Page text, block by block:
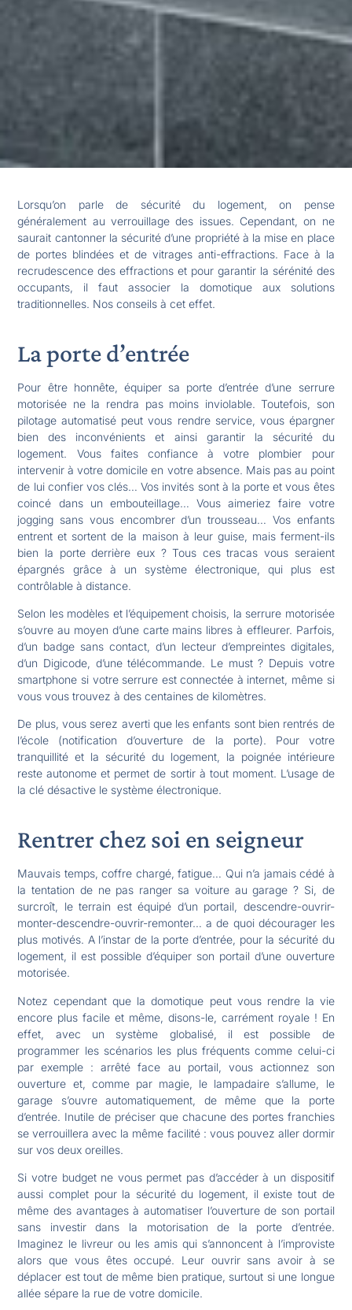
Lorsqu’on parle de sécurité du logement, on pense
généralement au verrouillage des issues. Cependant, on ne
saurait cantonner la sécurité d’une propriété à la mise en place
de portes blindées et de vitrages anti-effractions. Face à la
recrudescence des effractions et pour garantir la sérénité des
occupants, il faut associer la domotique aux solutions
traditionnelles. Nos conseils à cet effet.
La porte d’entrée
Pour être honnête, équiper sa porte d’entrée d’une serrure
motorisée ne la rendra pas moins inviolable. Toutefois, son
pilotage automatisé peut vous rendre service, vous épargner
bien des inconvénients et ainsi garantir la sécurité du
logement. Vous faites confiance à votre plombier pour
intervenir à votre domicile en votre absence. Mais pas au point
de lui confier vos clés… Vos invités sont à la porte et vous êtes
coincé dans un embouteillage… Vous aimeriez faire votre
jogging sans vous encombrer d’un trousseau… Vos enfants
entrent et sortent de la maison à leur guise, mais ferment-ils
bien la porte derrière eux ? Tous ces tracas vous seraient
épargnés grâce à un système électronique, qui plus est
contrôlable à distance.
Selon les modèles et l’équipement choisis, la serrure motorisée
s’ouvre au moyen d’une carte mains libres à effleurer. Parfois,
d’un badge sans contact, d’un lecteur d’empreintes digitales,
d’un Digicode, d’une télécommande. Le must ? Depuis votre
smartphone si votre serrure est connectée à internet, même si
vous vous trouvez à des centaines de kilomètres.
De plus, vous serez averti que les enfants sont bien rentrés de
l’école (notification d’ouverture de la porte). Pour votre
tranquillité et la sécurité du logement, la poignée intérieure
reste autonome et permet de sortir à tout moment. L’usage de
la clé désactive le système électronique.
Rentrer chez soi en seigneur
Mauvais temps, coffre chargé, fatigue… Qui n’a jamais cédé à
la tentation de ne pas ranger sa voiture au garage ? Si, de
surcroît, le terrain est équipé d’un portail, descendre-ouvrir-
monter-descendre-ouvrir-remonter… a de quoi décourager les
plus motivés. A l’instar de la porte d’entrée, pour la sécurité du
logement, il est possible d’équiper son portail d’une ouverture
motorisée.
Notez cependant que la domotique peut vous rendre la vie
encore plus facile et même, disons-le, carrément royale ! En
effet, avec un système globalisé, il est possible de
programmer les scénarios les plus fréquents comme celui-ci
par exemple : arrêté face au portail, vous actionnez son
ouverture et, comme par magie, le lampadaire s’allume, le
garage s’ouvre automatiquement, de même que la porte
d’entrée. Inutile de préciser que chacune des portes franchies
se verrouillera avec la même facilité : vous pouvez aller dormir
sur vos deux oreilles.
Si votre budget ne vous permet pas d’accéder à un dispositif
aussi complet pour la sécurité du logement, il existe tout de
même des avantages à automatiser l’ouverture de son portail
sans investir dans la motorisation de la porte d’entrée.
Imaginez le livreur ou les amis qui s’annoncent à l’improviste
alors que vous êtes occupé. Leur ouvrir sans avoir à se
déplacer est tout de même bien pratique, surtout si une longue
allée sépare la rue de votre domicile.